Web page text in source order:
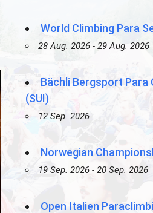
World Climbing Para
28 Aug. 2026 - 29 Aug. 2026
Bächli Bergsport Para
(SUI)
12 Sep. 2026
Norwegian
19 Sep. 2026 - 20 Sep. 2026
Open Italien